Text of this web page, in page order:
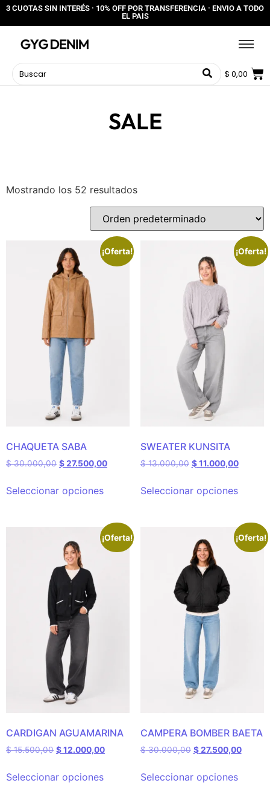
3 CUOTAS SIN INTERÉS · 10% OFF POR TRANSFERENCIA · ENVIO A TODO
EL PAIS
$ 0,00
SALE
Mostrando los 52 resultados
¡Oferta!
CHAQUETA SABA
$30.000,00 $27.500,00
Seleccionar opciones
¡Oferta!
SWEATER KUNSITA
$13.000,00 $11.000,00
Seleccionar opciones
¡Oferta!
CARDIGAN AGUAMARINA
$15.500,00 $12.000,00
Seleccionar opciones
¡Oferta!
CAMPERA BOMBER BAETA
$30.000,00 $27.500,00
Seleccionar opciones